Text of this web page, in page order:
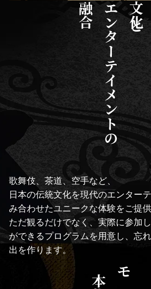
文化と
エンターテイメントの
融合
歌舞伎、茶道、空手など、
日本の伝統文化を現代のエンター
み合わせたユニークな体験をご提供
ただ観るだけでなく、実際に参加
ができるプログラムを用意し、忘
出を作ります。